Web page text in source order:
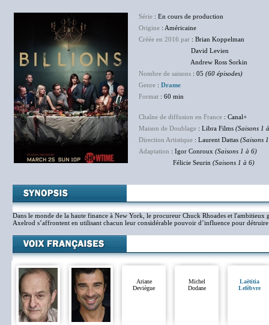
Série : En cours de production
Origine : Américaine
Créée en 2016 par : Brian Koppelman
David Levien
Andrew Ross Sorkin
Nombre de saisons : 05 (60 épisodes)
Genre : Drame
Format : 60 min
Chaîne de diffusion en France : Canal+
Maison de Doublage : Libra Films (Saisons 1
Direction Artistique : Laurent Dattas (Saisons
Adaptation : Igor Conroux (Saisons 1 à 6)
Félicie Seurin (Saisons 1 à 6)
Dans le monde de la haute finance à New York, le procureur Chuck Rhoades et
Axelrod s’affrontent en utilisant chacun leur considérable pouvoir d’influence pour détruire
Ariane
Deviègue
Michel
Dodane
Laëtitia
Lefèbvre